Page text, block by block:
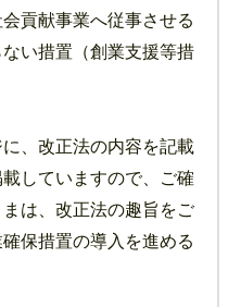
貢献事業へ従事させる
い措置（創業支援等措
、改正法の内容を記載
していますので、ご確
は、改正法の趣旨をご
保措置の導入を進める